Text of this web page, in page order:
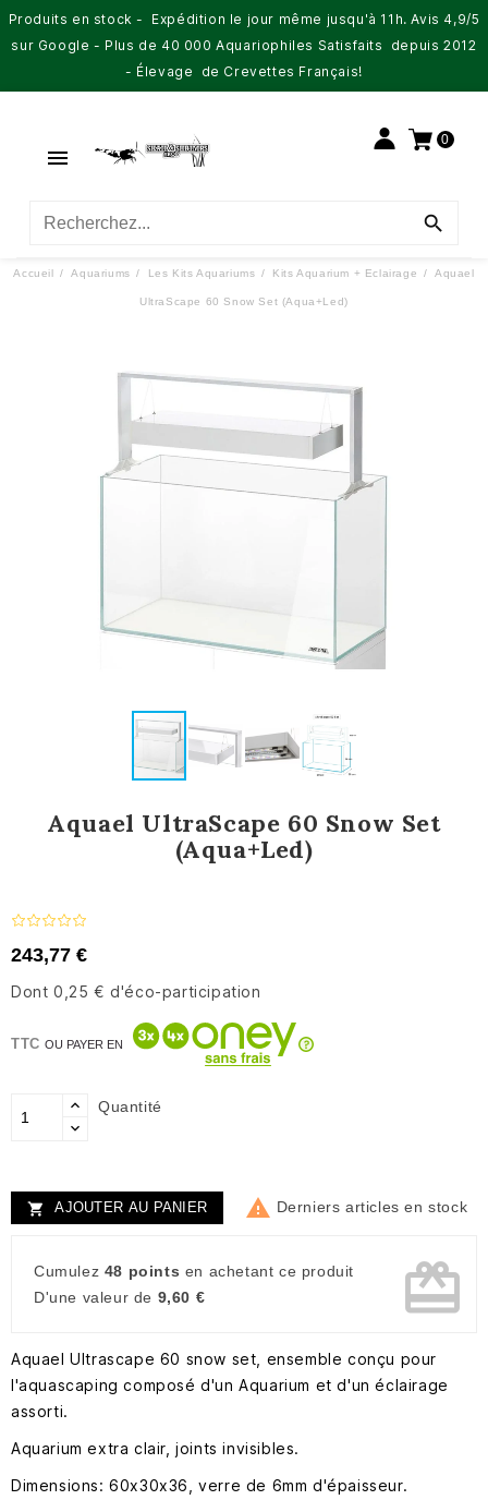
Produits en stock - Expédition le jour même jusqu'à 11h. Avis 4,9/5
sur Google - Plus de 40 000 Aquariophiles Satisfaits depuis 2012
- Élevage de Crevettes Français!

0

Accueil Aquariums Les Kits Aquariums Kits Aquarium + Eclairage Aquael
UltraScape 60 Snow Set (Aqua+Led)
Aquael UltraScape 60 Snow Set
(Aqua+Led)
243,77 €
Dont 0,25 € d'éco-participation
TTCOU PAYER EN
Quantité
 AJOUTER AU PANIER  Derniers articles en stock
Cumulez 48 points en achetant ce produit
D'une valeur de 9,60 € card_giftcard
Aquael Ultrascape 60 snow set, ensemble conçu pour
l'aquascaping composé d'un Aquarium et d'un éclairage
assorti.
Aquarium extra clair, joints invisibles.
Dimensions: 60x30x36, verre de 6mm d'épaisseur.